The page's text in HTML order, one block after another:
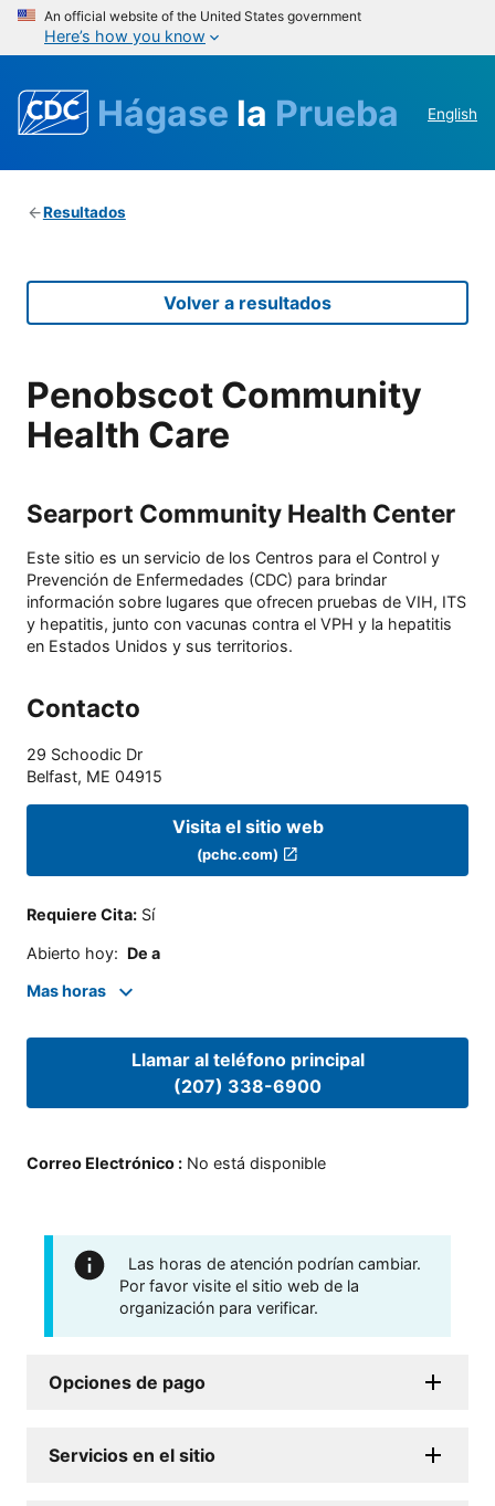
An official website of the United States government
Here’s how you know
Hágase la Prueba English
Resultados
Volver a resultados
Penobscot Community
Health Care
Searport Community Health Center
Este sitio es un servicio de los Centros para el Control y
Prevención de Enfermedades (CDC) para brindar
información sobre lugares que ofrecen pruebas de VIH, ITS
y hepatitis, junto con vacunas contra el VPH y la hepatitis
en Estados Unidos y sus territorios.
Contacto
29 Schoodic Dr
Belfast, ME 04915
Visita el sitio web
(pchc.com)
Requiere Cita: Sí
Abierto hoy: De a
Mas horas
Llamar al teléfono principal
(207) 338-6900
Correo Electrónico : No está disponible
Las horas de atención podrían cambiar.
Por favor visite el sitio web de la
organización para verificar.
Opciones de pago
Servicios en el sitio